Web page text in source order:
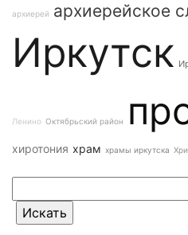
архиерей архиерейское
Иркутск
Ленино Октябрьский район
хиротония храм храмы иркутска